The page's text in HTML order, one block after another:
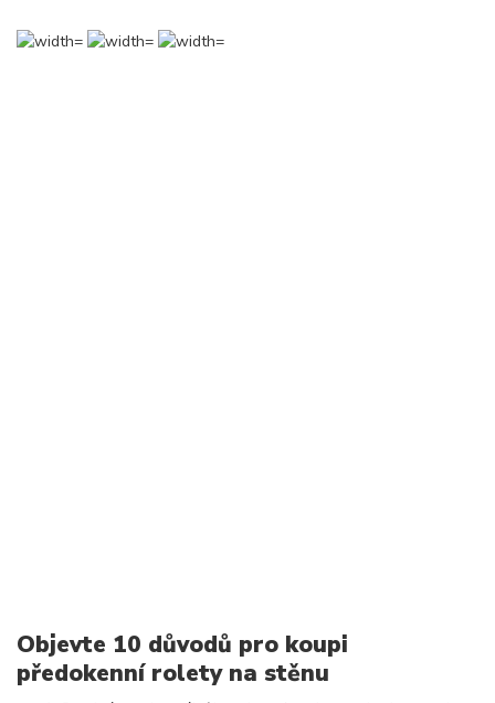
Objevte 10 důvodů pro koupi
předokenní rolety na stěnu